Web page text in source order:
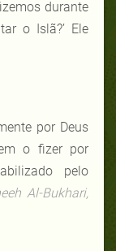
durante
o Islã?’ Ele
por Deus
o fizer por
pelo
Al-Bukhari,